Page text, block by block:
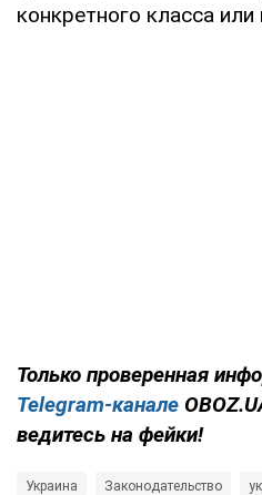
конкретного класса или
Только проверенная
Telegram-канале
ведитесь на фейки!
Украина Законодательство